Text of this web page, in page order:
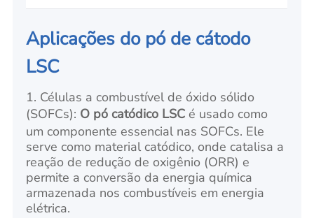
Aplicações do pó de cátodo
LSC
1. Células a combustível de óxido sólido
(SOFCs): O pó catódico LSC é usado como
um componente essencial nas SOFCs. Ele
serve como material catódico, onde catalisa a
reação de redução de oxigênio (ORR) e
permite a conversão da energia química
armazenada nos combustíveis em energia
elétrica.